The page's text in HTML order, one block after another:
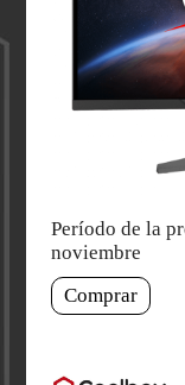
Período de la
noviembre
Comprar